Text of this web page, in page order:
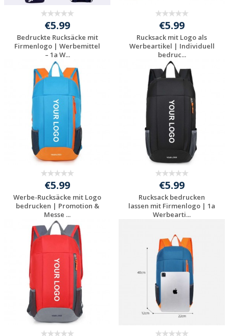
€5.99
Bedruckte Rucksäcke mit
Firmenlogo | Werbemittel
– 1a W...
Jetzt Angebot
anfordern
€5.99
Rucksack mit Logo als
Werbeartikel | Individuell
bedruc...
Jetzt Angebot
anfordern
€5.99
Werbe-Rucksäcke mit Logo
bedrucken | Promotion &
Messe ...
Jetzt Angebot
anfordern
€5.99
Rucksack bedrucken
lassen mit Firmenlogo | 1a
Werbearti...
anfordern